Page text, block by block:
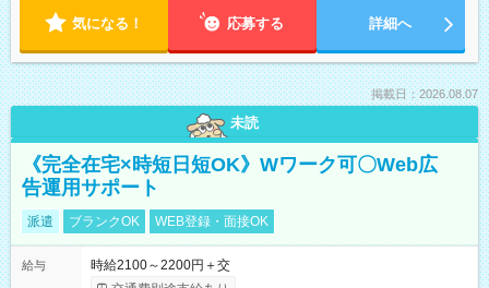
気になる！ 応募する 詳細へ
掲載日：2026.08.07
未読
《完全在宅×時短日短OK》Wワーク可〇Web広
告運用サポート
派遣 ブランクOK WEB登録・面接OK
給与
時給2100～2200円＋交